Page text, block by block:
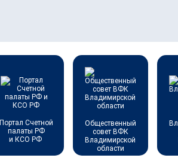
Портал Счетной
палаты РФ
и КСО РФ
Общественный
совет ВФК
Владимирской
области